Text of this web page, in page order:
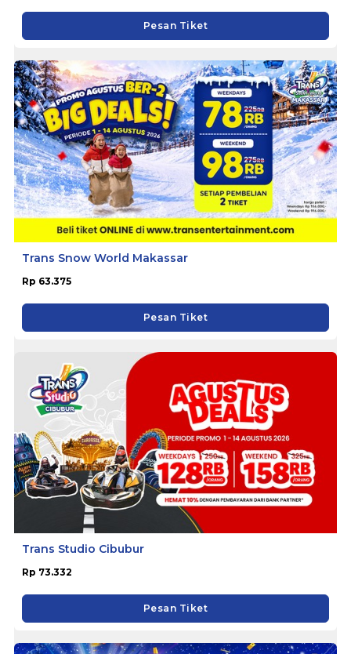
Pesan Tiket
Trans Snow World Makassar
Rp 63.375
Pesan Tiket
Trans Studio Cibubur
Rp 73.332
Pesan Tiket